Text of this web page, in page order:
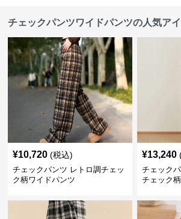
チェックパンツワイドパンツの人気ア
¥10,720 (税込)
チェックパンツ レトロ調チェッ
ク柄ワイドパンツ
¥13,240
チェック
チェック